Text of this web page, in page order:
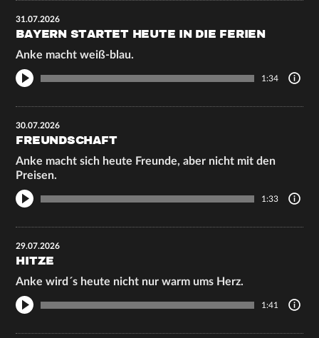
31.07.2026
BAYERN STARTET HEUTE IN DIE FERIEN
Anke macht weiß-blau.
1:34
30.07.2026
FREUNDSCHAFT
Anke macht sich heute Freunde, aber nicht mit den
Preisen.
1:33
29.07.2026
HITZE
Anke wird´s heute nicht nur warm ums Herz.
1:41